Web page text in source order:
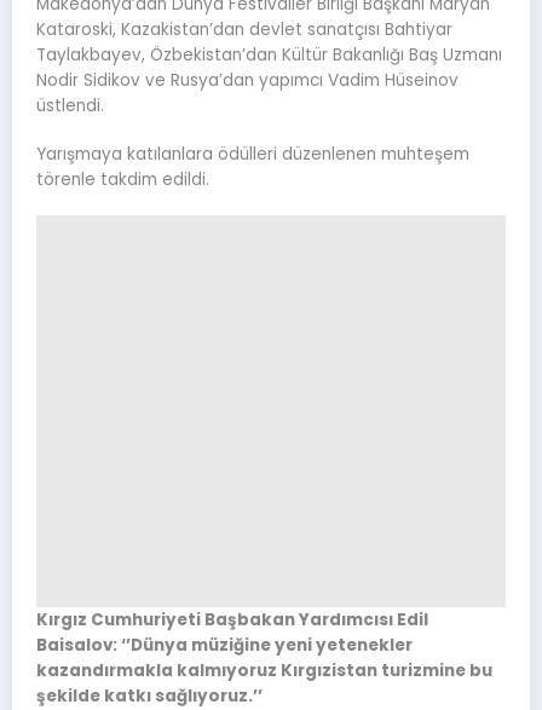
Kataroski, Kazakistan’dan devlet sanatçısı Bahtiyar
Taylakbayev, Özbekistan’dan Kültür Bakanlığı Baş Uzmanı
Nodir Sidikov ve Rusya’dan yapımcı Vadim Hüseinov
üstlendi.
Yarışmaya katılanlara ödülleri düzenlenen muhteşem
törenle takdim edildi.
Kırgız Cumhuriyeti Başbakan Yardımcısı Edil
Baisalov: ‘’Dünya müziğine yeni yetenekler
kazandırmakla kalmıyoruz Kırgızistan turizmine bu
şekilde katkı sağlıyoruz.’’